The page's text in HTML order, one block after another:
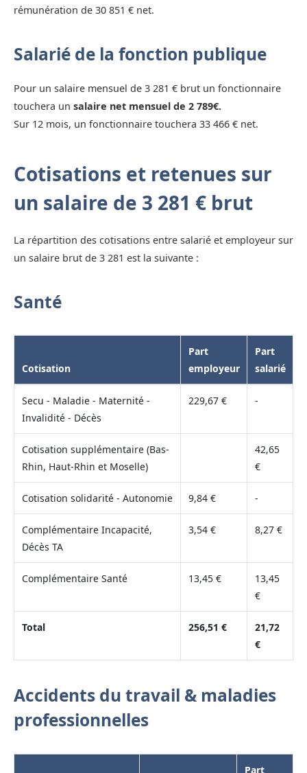
rémunération de 30 851 € net.
Salarié de la fonction publique
Pour un salaire mensuel de 3 281 € brut un fonctionnaire
touchera un salaire net mensuel de 2 789€.
Sur 12 mois, un fonctionnaire touchera 33 466 € net.
Cotisations et retenues sur
un salaire de 3 281 € brut
La répartition des cotisations entre salarié et employeur sur
un salaire brut de 3 281 est la suivante :
Santé
Cotisation
Part
employeur
Part
salarié
Secu - Maladie - Maternité -
Invalidité - Décès
229,67 € -
Cotisation supplémentaire (Bas-
Rhin, Haut-Rhin et Moselle)
42,65
€
Cotisation solidarité - Autonomie 9,84 € -
Complémentaire Incapacité,
Décès TA
3,54 € 8,27 €
Complémentaire Santé 13,45 €
13,45
€
Total 256,51 €
21,72
€
Accidents du travail & maladies
professionnelles
Part